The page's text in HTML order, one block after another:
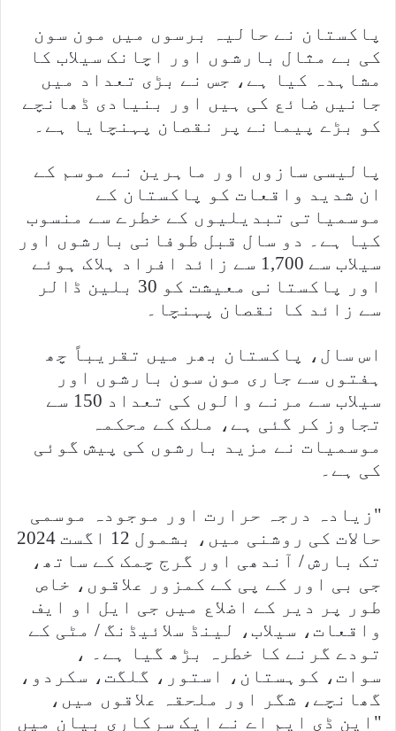
پاکستان نے حالیہ برسوں میں مون سون
کی بے مثال بارشوں اور اچانک سیلاب کا
مشاہدہ کیا ہے، جس نے بڑی تعداد میں
جانیں ضائع کی ہیں اور بنیادی ڈھانچے
کو بڑے پیمانے پر نقصان پہنچایا ہے۔
پالیسی سازوں اور ماہرین نے موسم کے
ان شدید واقعات کو پاکستان کے
موسمیاتی تبدیلیوں کے خطرے سے منسوب
کیا ہے۔ دو سال قبل طوفانی بارشوں اور
سیلاب سے 1,700 سے زائد افراد ہلاک ہوئے
اور پاکستانی معیشت کو 30 بلین ڈالر
سے زائد کا نقصان پہنچا۔
اس سال، پاکستان بھر میں تقریباً چھ
ہفتوں سے جاری مون سون بارشوں اور
سیلاب سے مرنے والوں کی تعداد 150 سے
تجاوز کر گئی ہے، ملک کے محکمہ
موسمیات نے مزید بارشوں کی پیش گوئی
کی ہے۔
"زیادہ درجہ حرارت اور موجودہ موسمی
حالات کی روشنی میں، بشمول 12 اگست 2024
تک بارش / آندھی اور گرج چمک کے ساتھ،
جی بی اور کے پی کے کمزور علاقوں، خاص
طور پر دیر کے اضلاع میں جی ایل او ایف
واقعات، سیلاب، لینڈ سلائیڈنگ / مٹی کے
تودے گرنے کا خطرہ بڑھ گیا ہے۔ ،
سوات، کوہستان، استور، گلگت، سکردو،
گھانچے، شگر اور ملحقہ علاقوں میں،
"این ڈی ایم اے نے ایک سرکاری بیان میں